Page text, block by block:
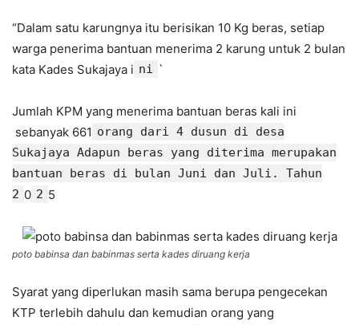
“Dalam satu karungnya itu berisikan 10 Kg beras, setiap
warga penerima bantuan menerima 2 karung untuk 2 bulan
kata Kades Sukajaya i ni `
Jumlah KPM yang menerima bantuan beras kali ini
sebanyak 661 orang dari 4 dusun di desa
Sukajaya Adapun beras yang diterima merupakan
bantuan beras di bulan Juni dan Juli. Tahun
2 0 2 5
poto babinsa dan babinmas serta kades diruang kerja
Syarat yang diperlukan masih sama berupa pengecekan
KTP terlebih dahulu dan kemudian orang yang